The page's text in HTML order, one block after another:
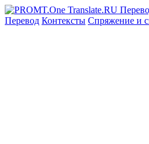
Перевод Контексты Спряжение и